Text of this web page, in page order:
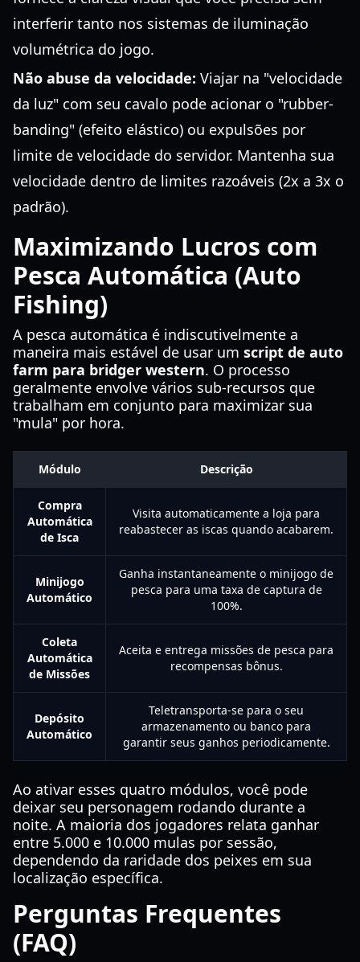
interferir tanto nos sistemas de iluminação
volumétrica do jogo.
Não abuse da velocidade: Viajar na "velocidade
da luz" com seu cavalo pode acionar o "rubber-
banding" (efeito elástico) ou expulsões por
limite de velocidade do servidor. Mantenha sua
velocidade dentro de limites razoáveis (2x a 3x o
padrão).
Maximizando Lucros com
Pesca Automática (Auto
Fishing)
A pesca automática é indiscutivelmente a
maneira mais estável de usar um script de auto
farm para bridger western. O processo
geralmente envolve vários sub-recursos que
trabalham em conjunto para maximizar sua
"mula" por hora.
Módulo Descrição
Compra
Automática
de Isca
Visita automaticamente a loja para
reabastecer as iscas quando acabarem.
Minijogo
Automático
Ganha instantaneamente o minijogo de
pesca para uma taxa de captura de
100%.
Coleta
Automática
de Missões
Aceita e entrega missões de pesca para
recompensas bônus.
Depósito
Automático
Teletransporta-se para o seu
armazenamento ou banco para
garantir seus ganhos periodicamente.
Ao ativar esses quatro módulos, você pode
deixar seu personagem rodando durante a
noite. A maioria dos jogadores relata ganhar
entre 5.000 e 10.000 mulas por sessão,
dependendo da raridade dos peixes em sua
localização específica.
Perguntas Frequentes
(FAQ)